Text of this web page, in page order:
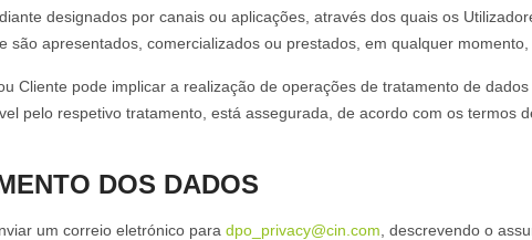
designados por canais ou aplicações, através dos quais os
apresentados, comercializados ou prestados, em qualquer momento,
Cliente pode implicar a realização de operações de tratamento de
pelo respetivo tratamento, está assegurada, de acordo com os termos
DOS DADOS
um correio eletrónico para dpo_privacy@cin.com , descrevendo o